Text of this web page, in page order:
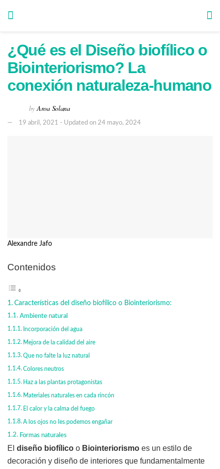
¿Qué es el Diseño biofílico o
Biointeriorismo? La
conexión naturaleza-humano
by Aroa Solana
19 abril, 2021 - Updated on 24 mayo, 2024
Alexandre Jafo
Contenidos
Características del diseño biofílico o Biointeriorismo:
Ambiente natural
Incorporación del agua
Mejora de la calidad del aire
Que no falte la luz natural
Colores neutros
Haz a las plantas protagonistas
Materiales naturales en cada rincón
El calor y la calma del fuego
A los ojos no les podemos engañar
Formas naturales
El diseño biofílico o Biointeriorismo es un estilo de
decoración y diseño de interiores que fundamentalmente